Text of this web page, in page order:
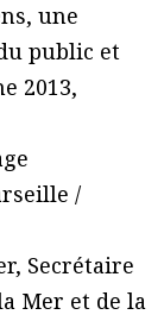
une
public et
2013,
/
Secrétaire
Mer et de la